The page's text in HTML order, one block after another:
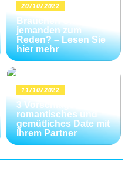
20/10/2022
Brauchen Sie
jemanden zum
Reden? – Lesen Sie
hier mehr
11/10/2022
3 Vorschläge für ein
romantisches und
gemütliches Date mit
Ihrem Partner